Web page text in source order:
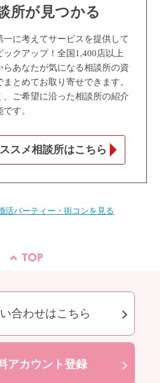
所が見つかる
に考えてサービスを提供して
クアップ！全国1,400店以上
あなたが気になる相談所の資
とめてお取り寄せできます。
、ご希望に沿った相談所の紹介
す。
スメ相談所はこちら
活パーティー・街コンを見る
合わせはこちら
アカウント登録